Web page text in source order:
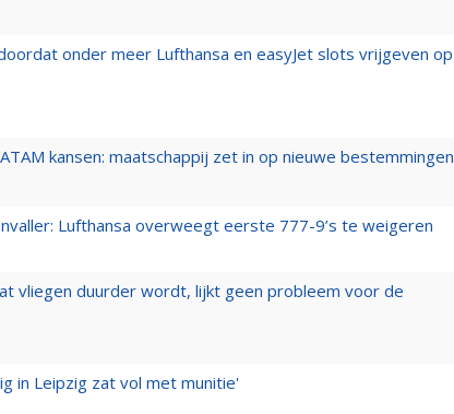
onder meer Lufthansa en easyJet slots vrijgeven op
kansen: maatschappij zet in op nieuwe bestemmingen
Lufthansa overweegt eerste 777-9’s te weigeren
vliegen duurder wordt, lijkt geen probleem voor de
in Leipzig zat vol met munitie'